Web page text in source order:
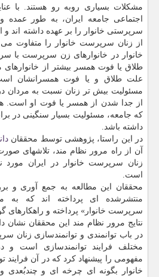
مشکلات بسیاری روبه رو هستند. با
اجتماعی جامعه ایران، به طور
سرپرستی خانوار را بر عهده داشته اند و
از زنان سرپرست خانوار را متفاوت می
خانوار در خانوارهای زن سرپرست با
طلاق یا فوت همسر بیشتر از
علت طلاق و یا فوت همسرانشان
مسئولیت بیش تر زنان نسبت به مردان در
از جدا شدن از همسر یا فوت او
که جامعه، مسئولیت بسیار سنگینی در
داشته باشد.
در این راستا، پژوهشی توسط محققان
آن از راه مرور نظام مند، تلاشهای
زنان سرپرست خانوار در ایران مورد
است.
محققان این مطالعه به جمع آوری و
منتشرشده ای پرداخته اند که به
سرپرست خانوار» پرداخته و راهکارهای
نتایج مرور نظام مند این محققان نشان
در باب توانمندی و توانمندسازی زنان
مختلف فرایند توانمندسازی است و
مفهومی را پیشنهاد کرد که در آن
خانوار بگونه ای چرخه ای و